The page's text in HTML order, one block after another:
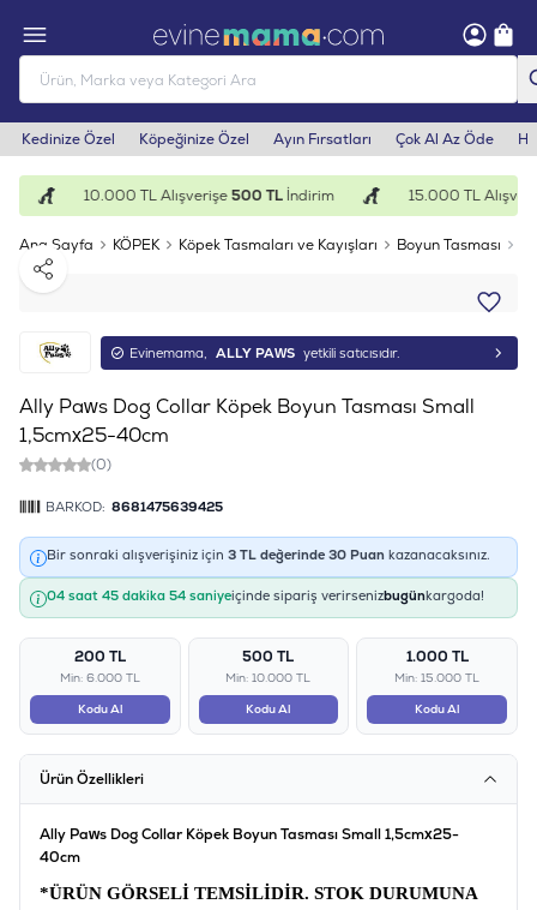
Kedinize Özel Köpeğinize Özel Ayın Fırsatları Çok Al Az Öde
10.000 TL Alışverişe500 TLİndirim 15.000 TL
Ana Sayfa KÖPEK Köpek Tasmaları ve Kayışları Boyun Tasması
Paylaş
Evinemama, ALLY PAWS yetkili satıcısıdır.
Ally Paws Dog Collar Köpek Boyun Tasması Small
1,5cmx25-40cm
(0)
BARKOD: 8681475639425
Bir sonraki alışverişiniz için 3 TL değerinde 30 Puan kazanacaksınız.
04 saat 45 dakika 54 saniyeiçinde sipariş verirsenizbugünkargoda!
200 TL
Min: 6.000 TL
Kodu Al
500 TL
Min: 10.000 TL
Kodu Al
1.000 TL
Min: 15.000 TL
Kodu Al
Ürün Özellikleri
Ally Paws Dog Collar Köpek Boyun Tasması Small 1,5cmx25-
40cm
*ÜRÜN GÖRSELİ TEMSİLİDİR. STOK DURUMUNA